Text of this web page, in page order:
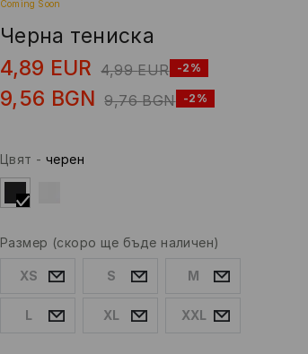
Coming Soon
Черна тениска
4,89 EUR 4,99 EUR -2%
9,56 BGN 9,76 BGN -2%
Цвят - черeн
Размер (скоро ще бъде наличен)
XS S M
L XL XXL